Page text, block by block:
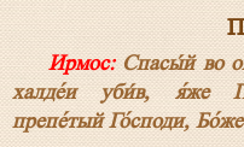
Ирмос:Спасы́й во
халде́и уби́в, я́же
препе́тый Го́споди,